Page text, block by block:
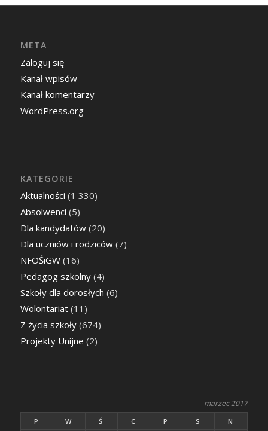
META
Zaloguj się
Kanał wpisów
Kanał komentarzy
WordPress.org
KATEGORIE
Aktualności (1 330)
Absolwenci (5)
Dla kandydatów(20)
Dla uczniów i rodziców(7)
NFOŚiGW(16)
Pedagog szkolny(4)
Szkoły dla dorosłych (6)
Wolontariat(11)
Z życia szkoły(674)
Projekty Unijne (2)
marzec 2017
P W Ś C P S N